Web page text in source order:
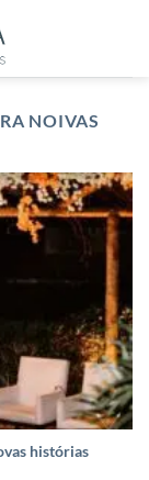
NOIVAS
histórias